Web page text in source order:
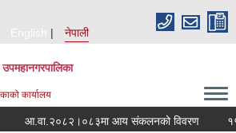
English
नेपाली
कार्यालय
आ.वा.२०८२।०८३मा आय संकलनको विवरण